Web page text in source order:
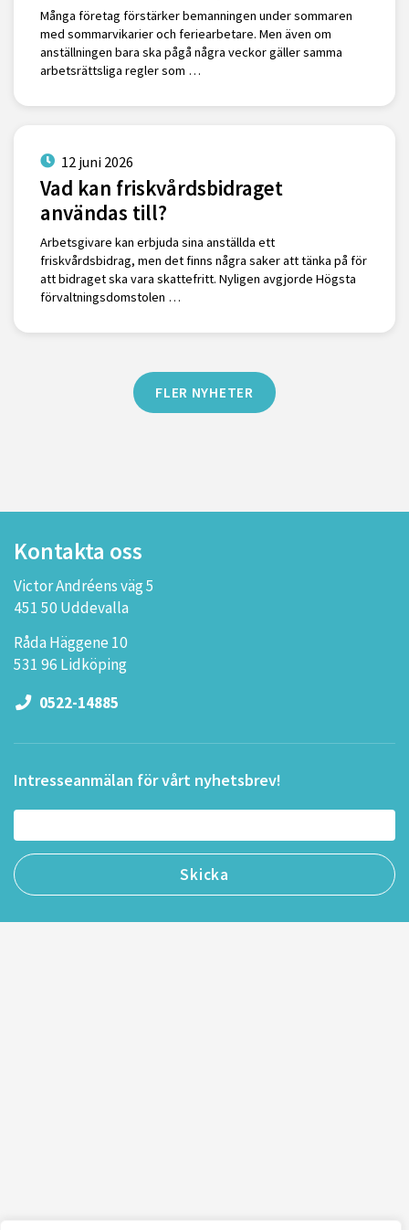
Många företag förstärker bemanningen under sommaren
med sommarvikarier och feriearbetare. Men även om
anställningen bara ska pågå några veckor gäller samma
arbetsrättsliga regler som …
12 juni 2026
Vad kan friskvårdsbidraget
användas till?
Arbetsgivare kan erbjuda sina anställda ett
friskvårdsbidrag, men det finns några saker att tänka på för
att bidraget ska vara skattefritt. Nyligen avgjorde Högsta
förvaltningsdomstolen …
FLER NYHETER
Kontakta oss
Victor Andréens väg 5
451 50 Uddevalla
Råda Häggene 10
531 96 Lidköping
0522-14885
Intresseanmälan för vårt nyhetsbrev!